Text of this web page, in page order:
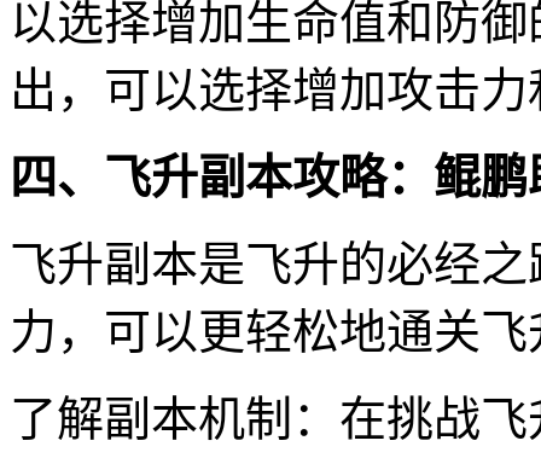
以选择增加生命值和防
出，可以选择增加攻击
四、飞升副本攻略：鲲
飞升副本是飞升的必经
力，可以更轻松地通关
了解副本机制：在挑战